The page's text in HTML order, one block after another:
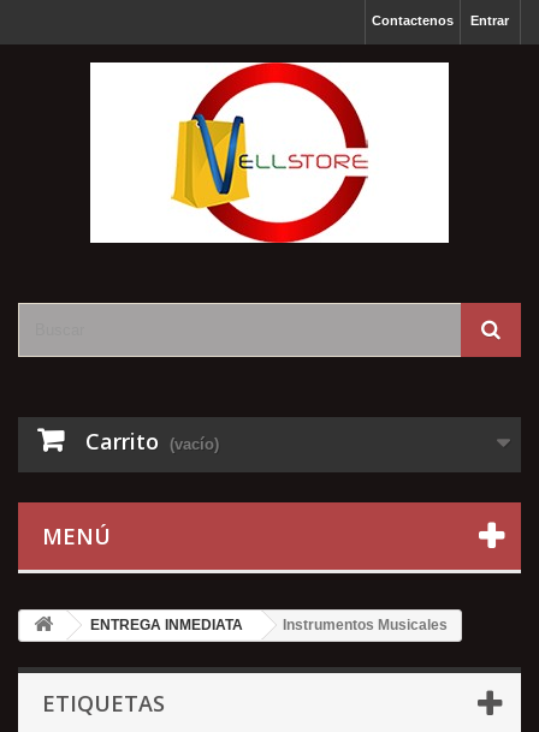
Entrar
Contactenos
Carrito (vacío)
MENÚ
ENTREGA INMEDIATA Instrumentos Musicales
ETIQUETAS